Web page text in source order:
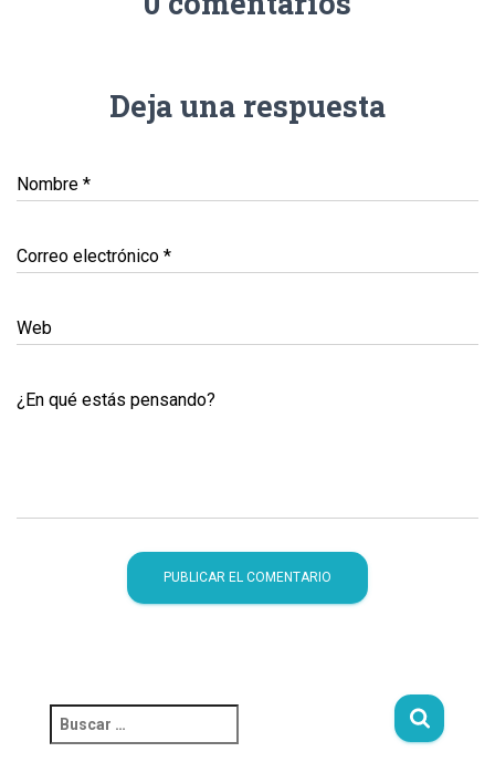
Deja una respuesta
Nombre *
Correo electrónico *
Web
¿En qué estás pensando?